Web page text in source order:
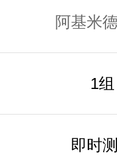
阿基米
1组
即时